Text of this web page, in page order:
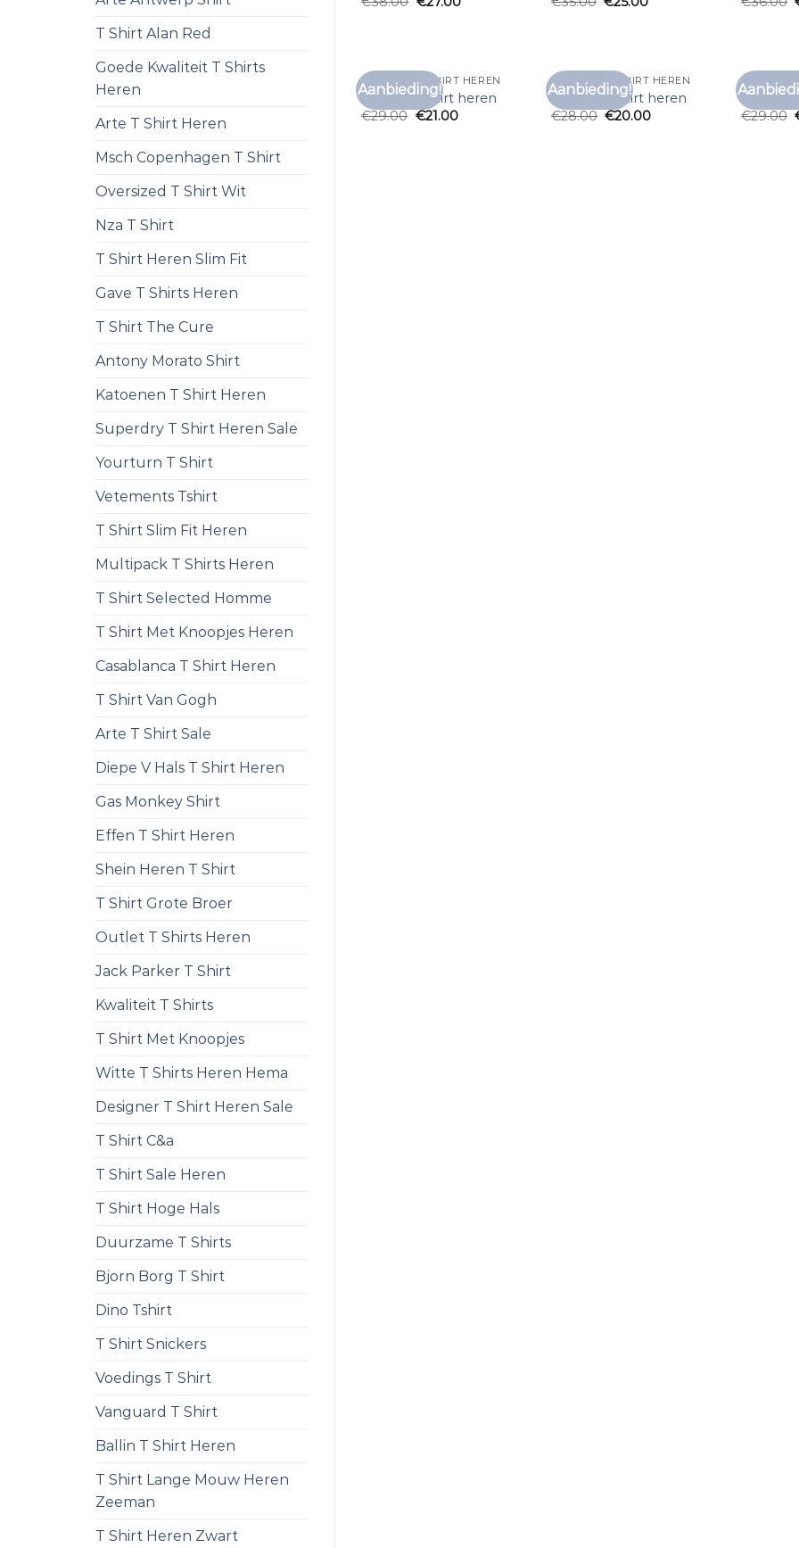
T Shirt Alan Red
Goede Kwaliteit T Shirts
Heren
Arte T Shirt Heren
Msch Copenhagen T Shirt
Oversized T Shirt Wit
Nza T Shirt
T Shirt Heren Slim Fit
Gave T Shirts Heren
T Shirt The Cure
Antony Morato Shirt
Katoenen T Shirt Heren
Superdry T Shirt Heren Sale
Yourturn T Shirt
Vetements Tshirt
T Shirt Slim Fit Heren
Multipack T Shirts Heren
T Shirt Selected Homme
T Shirt Met Knoopjes Heren
Casablanca T Shirt Heren
T Shirt Van Gogh
Arte T Shirt Sale
Diepe V Hals T Shirt Heren
Gas Monkey Shirt
Effen T Shirt Heren
Shein Heren T Shirt
T Shirt Grote Broer
Outlet T Shirts Heren
Jack Parker T Shirt
Kwaliteit T Shirts
T Shirt Met Knoopjes
Witte T Shirts Heren Hema
Designer T Shirt Heren Sale
T Shirt C&a
T Shirt Sale Heren
T Shirt Hoge Hals
Duurzame T Shirts
Bjorn Borg T Shirt
Dino Tshirt
T Shirt Snickers
Voedings T Shirt
Vanguard T Shirt
Ballin T Shirt Heren
T Shirt Lange Mouw Heren
Zeeman
T Shirt Heren Zwart
Aanbieding!
Toevoegen
aan
ZALANDO T SHIRT HEREN
zalando t shirt heren
€29.00 €21.00
Aanbieding!
Toevoegen
aan
ZALANDO T SHIRT HEREN
zalando t shirt heren
€28.00 €20.00
ZALANDO
€29.00